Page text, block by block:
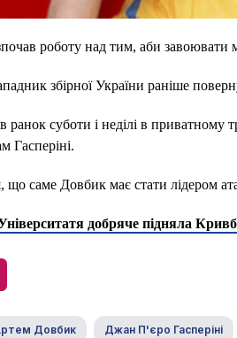
роботу над тим, аби завоювати
збірної України раніше
ранок суботи і неділі в приватному
Гасперіні.
що саме Довбик має стати лідером
добряче підняла
Довбик Джан П'єро Гасперіні